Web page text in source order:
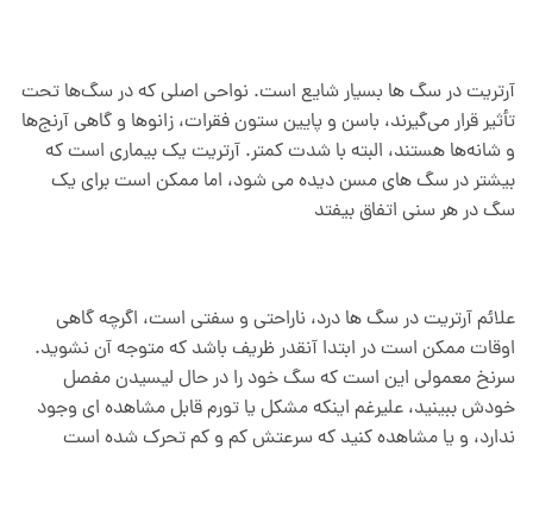
آرتریت در سگ ها بسیار شایع است. نواحی اصلی که در سگ‌ها تحت
تأثیر قرار می‌گیرند، باسن و پایین ستون فقرات، زانوها و گاهی آرنج‌ها
و شانه‌ها هستند، البته با شدت کمتر. آرتریت یک بیماری است که
بیشتر در سگ های مسن دیده می شود، اما ممکن است برای یک
سگ در هر سنی اتفاق بیفتد
علائم آرتریت در سگ ها درد، ناراحتی و سفتی است، اگرچه گاهی
اوقات ممکن است در ابتدا آنقدر ظریف باشد که متوجه آن نشوید.
سرنخ معمولی این است که سگ خود را در حال لیسیدن مفصل
خودش ببینید، علیرغم اینکه مشکل یا تورم قابل مشاهده ای وجود
ندارد، و یا مشاهده کنید که سرعتش کم و کم تحرک شده است